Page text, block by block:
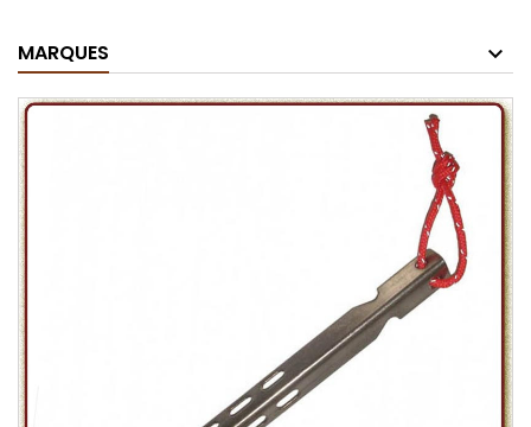
MARQUES